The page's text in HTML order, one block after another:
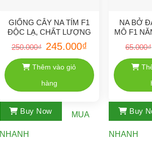
GIỐNG CÂY NA TÍM F1
ĐỘC LẠ, CHẤT LƯỢNG
CAO
250.000₫ Giá
gốc
là:
250.000₫.
245.000₫
là:
245.000₫.
Thêm vào giỏ
hàng
Buy Now MUA
NHANH
NA BỞ
MÔ F1
65.000₫
Buy
NHANH